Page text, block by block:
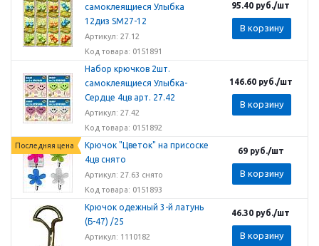
самоклеящиеся Улыбка
12диз SM27-12
Артикул: 27.12
Код товара: 0151891
95.40 руб./шт
В корзину
Набор крючков 2шт.
самоклеящиеся Улыбка-
Сердце 4цв арт. 27.42
Артикул: 27.42
Код товара: 0151892
146.60руб./шт
В корзину
Последняя цена
Крючок "Цветок" на присоске
4цв снято
Артикул: 27.63 снято
Код товара: 0151893
69руб./шт
В корзину
Крючок одежный 3-й латунь
(Б-47) /25
Артикул: 1110182
46.30 руб./шт
В корзину